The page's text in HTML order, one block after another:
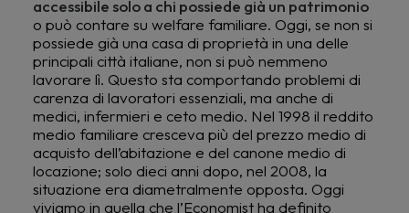
accessibile solo a chi possiede già un patrimonio
o può contare su welfare familiare. Oggi, se non si
possiede già una casa di proprietà in una delle
principali città italiane, non si può nemmeno
lavorare lì. Questo sta comportando problemi di
carenza di lavoratori essenziali, ma anche di
medici, infermieri e ceto medio. Nel 1998 il reddito
medio familiare cresceva più del prezzo medio di
acquisto dell’abitazione e del canone medio di
locazione; solo dieci anni dopo, nel 2008, la
situazione era diametralmente opposta. Oggi
viviamo in quella che l’Economist ha definito